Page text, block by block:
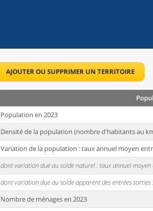
AJOUTER OU SUPPRIMER UN TERRITOIRE
Population en 2023
Densité de la population (nombre d'habitants au
Variation de la population : taux annuel moyen
dont variation due au solde naturel : taux annuel moyen
dont variation due au solde apparent des entrées
Nombre de ménages en 2023